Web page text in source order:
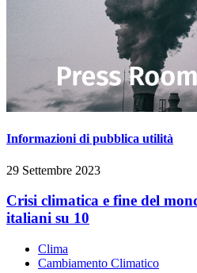
Informazioni di pubblica utilità
29 Settembre 2023
Crisi climatica e fine del
italiani su 10
Clima
Cambiamento Climatico